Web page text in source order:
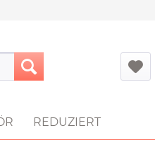
REDUZIERT